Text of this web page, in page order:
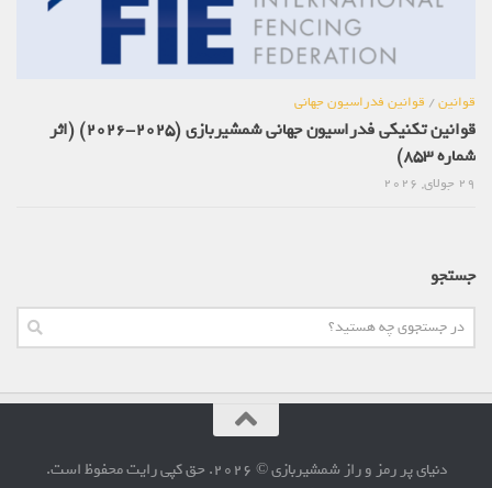
قوانین/قوانین فدراسیون جهانی
قوانین تکنیکی فدراسیون جهانی شمشیربازی (2025-2026) (اثر
شماره 853)
جستجو
دنیای پر رمز و راز شمشیربازی © 2026. حق کپی رایت محفوظ است.